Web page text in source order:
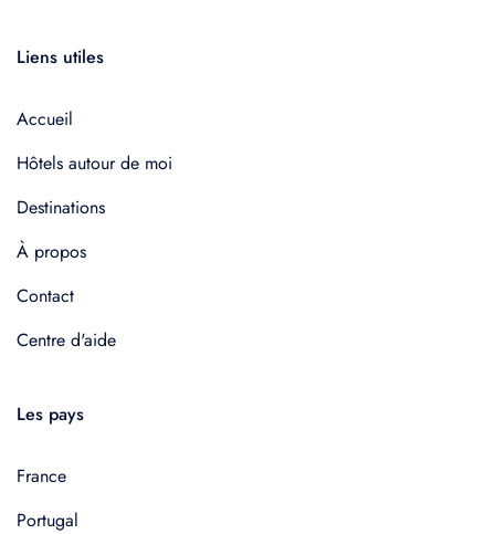
Liens utiles
Accueil
Hôtels autour de moi
Destinations
À propos
Contact
Centre d'aide
Les pays
France
Portugal